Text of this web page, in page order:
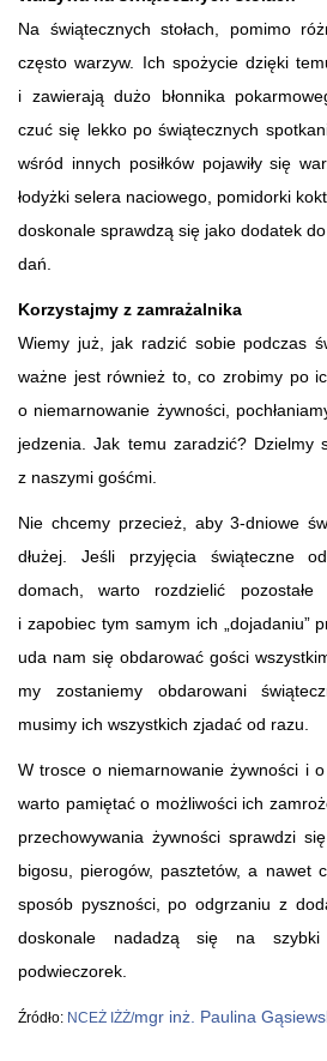
Na świątecznych stołach, pomimo
często warzyw. Ich spożycie dzięki
i zawierają dużo błonnika
czuć się lekko po świątecznych
wśród innych posiłków pojawiły się
łodyżki selera naciowego, pomidorki
doskonale sprawdzą się jako dodatek
dań.
Korzystajmy z zamrażalnika
Wiemy już, jak radzić sobie podczas
ważne jest również to, co zrobimy po
o niemarnowanie żywności,
jedzenia. Jak temu zaradzić? Dzielmy
z naszymi gośćmi.
Nie chcemy przecież, aby 3-dniowe
dłużej. Jeśli przyjęcia świąteczne
domach, warto rozdzielić
i zapobiec tym samym ich „dojadaniu”
uda nam się obdarować gości
my zostaniemy obdarowani
musimy ich wszystkich zjadać od razu.
W trosce o niemarnowanie żywności i
warto pamiętać o możliwości ich
przechowywania żywności sprawdzi
bigosu, pierogów, pasztetów, a nawet
sposób pyszności, po odgrzaniu z
doskonale nadadzą się na
podwieczorek.
Źródło: NCEŻ IŻŻ/mgr inż. Paulina